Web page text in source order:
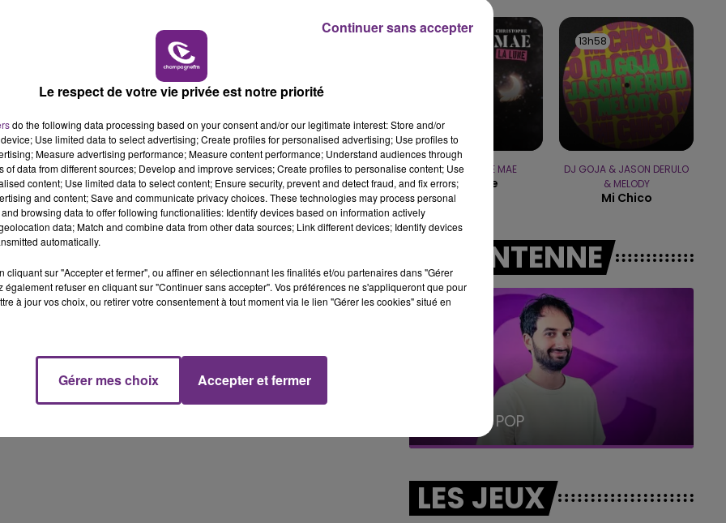
15h00 - 19h00
LE CLUB CHAMPAGNE FM
19h00 - 19h15
LA POP MACHINE - CHAMPAGNE FM
LE MAGASIN JOUÉCLUB DE REIMS FERME
SES PORTES
C'était l'une des institutions du centre-ville
rémois. Le magasin JouéClub est contraint de
fermer ses portes.
CHRISTOPHE MAE
La Lune
13h58
13h58
DJ GOJA & JASON DERULO
& MELODY
Mi Chico
A L'ANTENNE
19h00 - 19h15
LA RADIO POP
LES JEUX
Le respect de votre vie privée est notre priorité
do the following data processing based on your consent and/or our legitimate interest: Store and/or
Use limited data to select advertising; Create profiles for personalised advertising; Use profiles to
Measure advertising performance; Measure content performance; Understand audiences through
of data from different sources; Develop and improve services; Create profiles to personalise content; Use
content; Use limited data to select content; Ensure security, prevent and detect fraud, and fix errors;
and content; Save and communicate privacy choices. These technologies may process personal
browsing data to offer following functionalities: Identify devices based on information actively
data; Match and combine data from other data sources; Link different devices; Identify devices
automatically.
cliquant sur "Accepter et fermer", ou affiner en sélectionnant les finalités et/ou partenaires dans "Gérer
également refuser en cliquant sur "Continuer sans accepter". Vos préférences ne s'appliqueront que pour
à jour vos choix, ou retirer votre consentement à tout moment via le lien "Gérer les cookies" situé en
Gérer mes choix Accepter et fermer
Continuer sans accepter